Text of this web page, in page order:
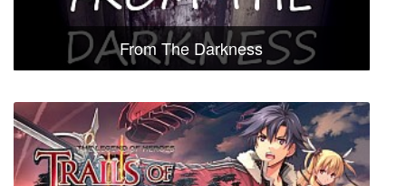
From The Darkness